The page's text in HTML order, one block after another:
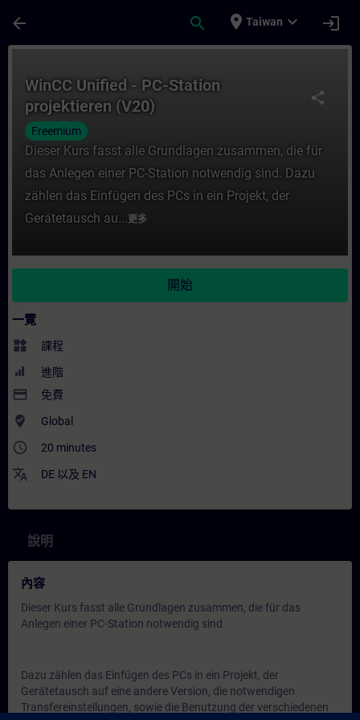
arrow_back search place Taiwan expand_more login
share
WinCC Unified - PC-Station
projektieren (V20)
Freemium
Dieser Kurs fasst alle Grundlagen zusammen, die für
das Anlegen einer PC-Station notwendig sind. Dazu
zählen das Einfügen des PCs in ein Projekt, der
Gerätetausch au...更多
開始
一覽
widgets 課程
進階
payment 免費
where_to_vote Global
access_time 20 minutes
translate DE 以及 EN
說明
內容
Dieser Kurs fasst alle Grundlagen zusammen, die für das
Anlegen einer PC-Station notwendig sind.
Dazu zählen das Einfügen des PCs in ein Projekt, der
Gerätetausch auf eine andere Version, die notwendigen
Transfereinstellungen, sowie die Benutzung der verschiedenen